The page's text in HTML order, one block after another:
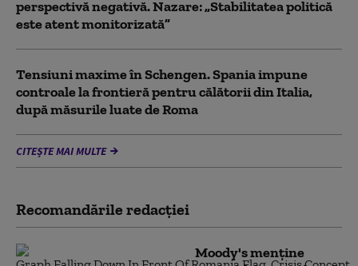
perspectivă negativă. Nazare: „Stabilitatea politică
este atent monitorizată”
Tensiuni maxime în Schengen. Spania impune
controale la frontieră pentru călătorii din Italia,
după măsurile luate de Roma
CITEȘTE MAI MULTE
Recomandările redacţiei
Moody's menține